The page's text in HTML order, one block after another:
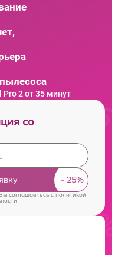
2 от 35 минут
со
соглашаетесь cполитикой